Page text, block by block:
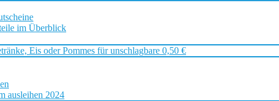
im Überblick
Eis oder Pommes für unschlagbare 0,50 €
ausleihen 2024